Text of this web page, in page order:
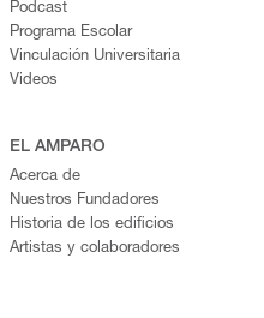
Podcast
Programa Escolar
Vinculación Universitaria
Videos
EL AMPARO
Acerca de
Nuestros Fundadores
Historia de los edificios
Artistas y colaboradores